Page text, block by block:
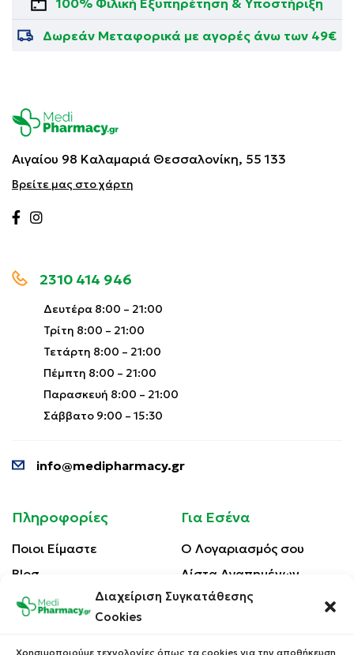
Διαχείριση Συγκατάθεσης
Cookies
Χρησιμοποιούμε τεχνολογίες όπως τα cookies για την αποθήκευση
100% Φιλική Εξυπηρέτηση & Υποστήριξη
Δωρεάν Μεταφορικά με αγορές άνω των 49€
Αιγαίου 98 Καλαμαριά Θεσσαλονίκη, 55 133
Βρείτε μας στο χάρτη
2310 414 946
Δευτέρα 8:00 – 21:00
Τρίτη 8:00 – 21:00
Τετάρτη 8:00 – 21:00
Πέμπτη 8:00 – 21:00
Παρασκευή 8:00 – 21:00
Σάββατο 9:00 – 15:30
info@medipharmacy.gr
Πληροφορίες
Ποιοι Είμαστε
Blog
Επικοινωνία
Για Εσένα
Ο Λογαριασμός σου
Λίστα Αγαπημένων
Οι Παραγγελίες σου
Κέρδισε Κουπόνι